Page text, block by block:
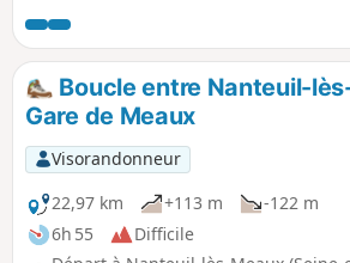
de traverser plusieurs champs de puits
Le premier tiers traverse surtout des
ondulations du plateau permettent au
assez loin. On traverse aussi les
Vaucourtois, avec leurs églises et
seconde partie est beaucoup plus
une section d'Aqueduc de la Dhuys,
Meaux-Boutigny, traverse les forêts
Comte, longe la Marne avant de
rapide (ou plus longue suivant
Boucle entre Nanteuil-
Gare de Meaux
Visorandonneur
22,97 km
+113 m
-122 m
6h 55
Difficile